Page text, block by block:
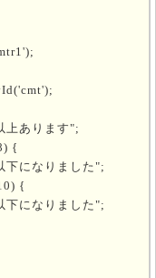
上あります";
{
下になりました";
{
下になりました";